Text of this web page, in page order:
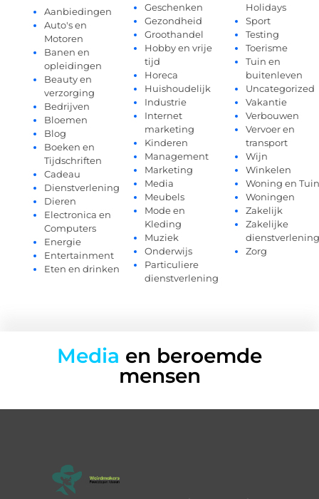
Aanbiedingen
Auto's en
Motoren
Banen en
opleidingen
Beauty en
verzorging
Bedrijven
Bloemen
Blog
Boeken en
Tijdschriften
Cadeau
Dienstverlening
Dieren
Electronica en
Computers
Energie
Entertainment
Eten en drinken
Geschenken
Gezondheid
Groothandel
Hobby en vrije
tijd
Horeca
Huishoudelijk
Industrie
Internet
marketing
Kinderen
Management
Marketing
Media
Meubels
Mode en
Kleding
Muziek
Onderwijs
Particuliere
dienstverlening
Holidays
Sport
Testing
Toerisme
Tuin en
buitenleven
Uncategorized
Vakantie
Verbouwen
Vervoer en
transport
Wijn
Winkelen
Woning en Tuin
Woningen
Zakelijk
Zakelijke
dienstverlening
Zorg
Media en beroemde
mensen